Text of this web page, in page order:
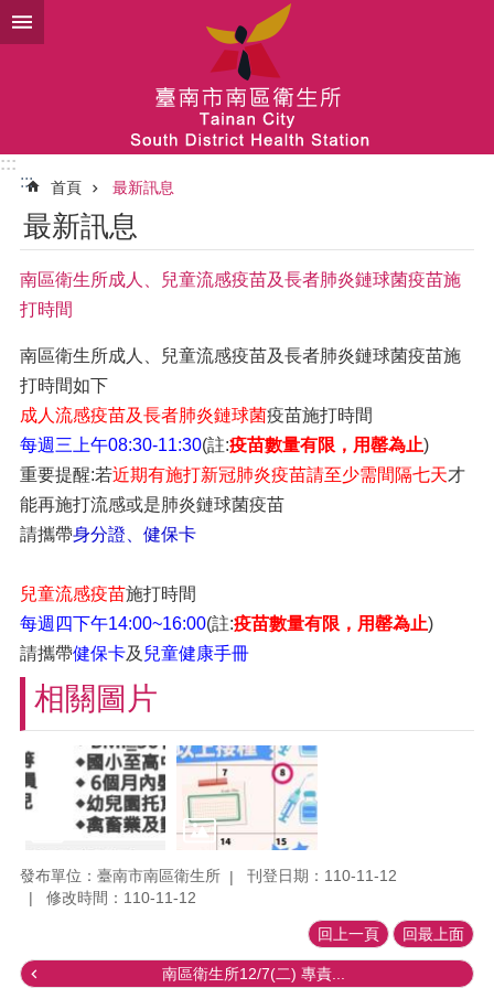
跳到主要內容區塊
:::
:::
首頁 最新訊息
最新訊息
南區衛生所成人、兒童流感疫苗及長者肺炎鏈球菌疫苗施
打時間
南區衛生所成人、兒童流感疫苗及長者肺炎鏈球菌疫苗施
打時間如下
成人流感疫苗及長者肺炎鏈球菌疫苗施打時間
每週三上午08:30-11:30(註:疫苗數量有限，用罄為止)
重要提醒:若近期有施打新冠肺炎疫苗請至少需間隔七天才
能再施打流感或是肺炎鏈球菌疫苗
請攜帶身分證、健保卡
兒童流感疫苗施打時間
每週四下午14:00~16:00(註:疫苗數量有限，用罄為止)
請攜帶健保卡及 兒童健康手冊
相關圖片
發布單位：臺南市南區衛生所
刊登日期：110-11-12
修改時間：110-11-12
回上一頁 回最上面
南區衛生所12/7(二) 專責...